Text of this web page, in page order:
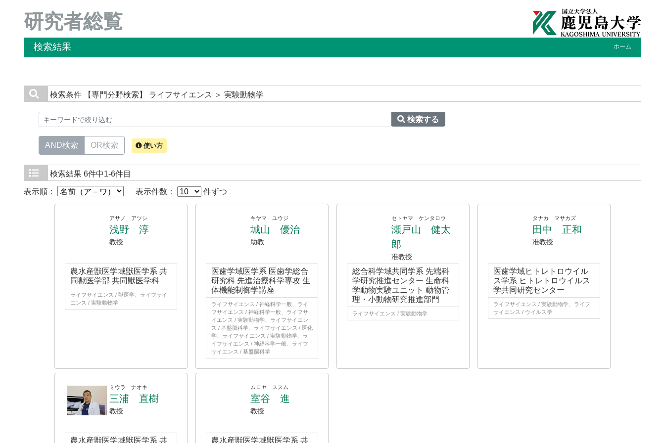
研究者総覧
検索結果 ホーム
検索条件 【専門分野検索】 ライフサイエンス ＞ 実験動物学
検索する
AND検索 OR検索 使い方
検索結果 6件中1-6件目
表示順： 表示件数： 件ずつ
アサノ アツシ
浅野 淳
教授
農水産獣医学域獣医学系 共
同獣医学部 共同獣医学科
ライフサイエンス / 獣医学、ライフサイ
エンス / 実験動物学
キヤマ ユウジ
城山 優治
助教
医歯学域医学系 医歯学総合
研究科 先進治療科学専攻 生
体機能制御学講座
ライフサイエンス / 神経科学一般、ライ
フサイエンス / 神経科学一般、ライフサ
イエンス / 実験動物学、ライフサイエン
ス / 基盤脳科学、ライフサイエンス / 医化
学、ライフサイエンス / 実験動物学、ラ
イフサイエンス / 神経科学一般、ライフ
サイエンス / 基盤脳科学
セトヤマ ケンタロウ
瀬戸山 健太
郎
准教授
総合科学域共同学系 先端科
学研究推進センター 生命科
学動物実験ユニット 動物管
理・小動物研究推進部門
ライフサイエンス / 実験動物学
タナカ マサカズ
田中 正和
准教授
医歯学域ヒトレトロウイル
ス学系 ヒトレトロウイルス
学共同研究センター
ライフサイエンス / 実験動物学、ライフ
サイエンス / ウイルス学
ミウラ ナオキ
三浦 直樹
教授
農水産獣医学域獣医学系 共
ムロヤ ススム
室谷 進
教授
農水産獣医学域獣医学系 共